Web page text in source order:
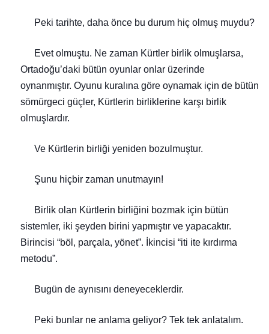
Peki tarihte, daha önce bu durum hiç olmuş muydu?
Evet olmuştu. Ne zaman Kürtler birlik olmuşlarsa,
Ortadoğu’daki bütün oyunlar onlar üzerinde
oynanmıştır. Oyunu kuralına göre oynamak için de bütün
sömürgeci güçler, Kürtlerin birliklerine karşı birlik
olmuşlardır.
Ve Kürtlerin birliği yeniden bozulmuştur.
Şunu hiçbir zaman unutmayın!
Birlik olan Kürtlerin birliğini bozmak için bütün
sistemler, iki şeyden birini yapmıştır ve yapacaktır.
Birincisi “böl, parçala, yönet”. İkincisi “iti ite kırdırma
metodu”.
Bugün de aynısını deneyeceklerdir.
Peki bunlar ne anlama geliyor? Tek tek anlatalım.